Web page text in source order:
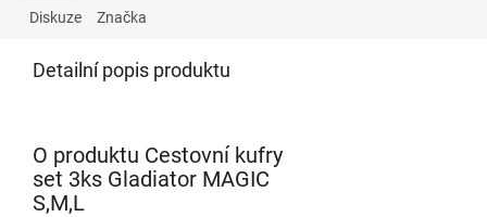
Diskuze Značka
Detailní popis produktu
O produktu Cestovní kufry
set 3ks Gladiator MAGIC
S,M,L